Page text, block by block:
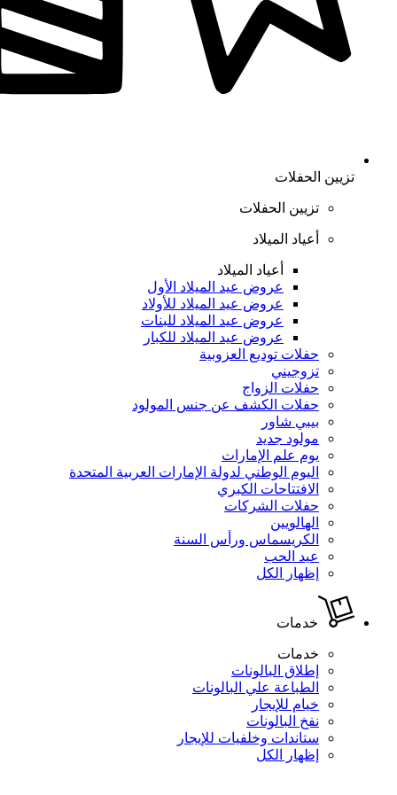
تزيين الحفلات
تزيين الحفلات
أعياد الميلاد
أعياد الميلاد
عروض عيد الميلاد الأول
عروض عيد الميلاد للأولاد
عروض عيد الميلاد للبنات
عروض عيد الميلاد للكبار
حفلات توديع العزوبية
تزوجيني
حفلات الزواج
حفلات الكشف عن جنس المولود
بيبي شاور
مولود جديد
يوم علم الإمارات
اليوم الوطني لدولة الإمارات العربية المتحدة
الافتتاحات الكبري
حفلات الشركات
الهالويين
الكريسماس ورأس السنة
عيد الحب
إظهار الكل
خدمات
خدمات
إطلاق البالونات
الطباعة علي البالونات
خيام للإيجار
نفخ البالونات
ستاندات وخلفيات للإيجار
إظهار الكل